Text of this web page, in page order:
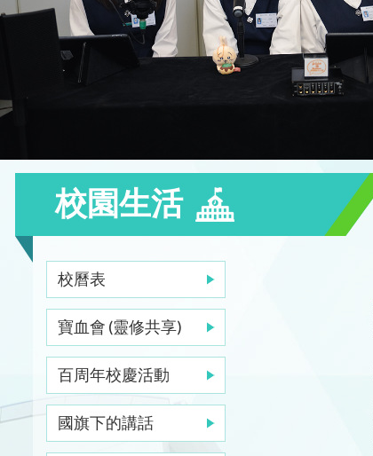
校園生活
校曆表
寶血會 (靈修共享)
百周年校慶活動
國旗下的講話